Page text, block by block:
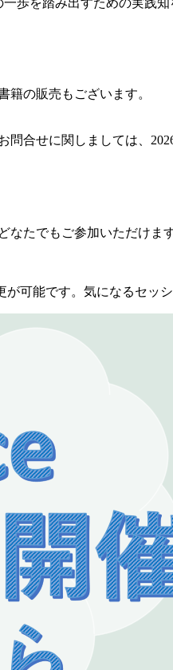
籍の販売もございます。
合せに関しましては、
たでもご参加いただけます
可能です。気になるセッ